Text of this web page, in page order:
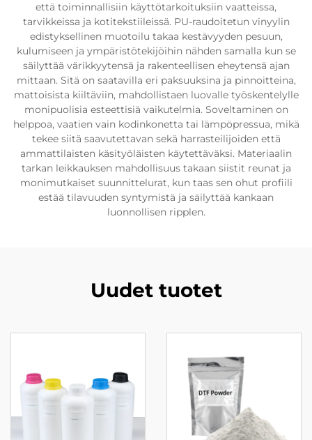
että toiminnallisiin käyttötarkoituksiin vaatteissa,
tarvikkeissa ja kotitekstiileissä. PU-raudoitetun vinyylin
edistyksellinen muotoilu takaa kestävyyden pesuun,
kulumiseen ja ympäristötekijöihin nähden samalla kun se
säilyttää värikkyytensä ja rakenteellisen eheytensä ajan
mittaan. Sitä on saatavilla eri paksuuksina ja pinnoitteina,
mattoisista kiiltäviin, mahdollistaen luovalle työskentelylle
monipuolisia esteettisiä vaikutelmia. Soveltaminen on
helppoa, vaatien vain kodinkonetta tai lämpöpressua, mikä
tekee siitä saavutettavan sekä harrasteilijoiden että
ammattilaisten käsityöläisten käytettäväksi. Materiaalin
tarkan leikkauksen mahdollisuus takaan siistit reunat ja
monimutkaiset suunnittelurat, kun taas sen ohut profiili
estää tilavuuden syntymistä ja säilyttää kankaan
luonnollisen ripplen.
Uudet tuotet